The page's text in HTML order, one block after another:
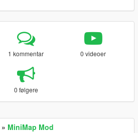
1 kommentar 0 videoer
0 følgere
» MiniMap Mod